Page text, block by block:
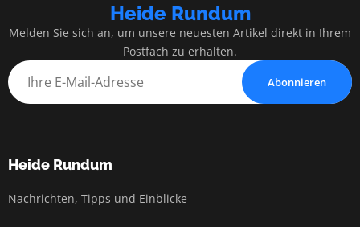
Heide Rundum
Melden Sie sich an, um unsere neuesten Artikel direkt in Ihrem
Postfach zu erhalten.
Abonnieren
Heide Rundum
Nachrichten, Tipps und Einblicke